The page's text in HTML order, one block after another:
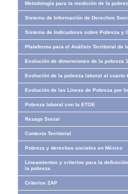
Metodología para la medición de la
Sistema de Información de Derechos
Sistema de Indicadores sobre Pobreza y
Plataforma para el Análisis Territorial de
Evolución de dimensiones de la pobreza
Evolución de la pobreza laboral al cuarto
Evolución de las Líneas de Pobreza por
Pobreza laboral con la ETOE
Rezago Social
Contexto Territorial
Pobreza y derechos sociales en México
Lineamientos y criterios para la
la pobreza
Criterios ZAP